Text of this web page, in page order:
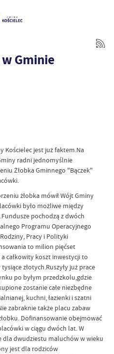
Gminie
Kościelec jest już faktem.Na
radni jednomyślnie
Żłobka Gminnego "Bączek"
żłobka mówił Wójt Gminy
było możliwe między
pochodzą z dwóch
Programu Operacyjnego
Pracy i Polityki
to milion pięćset
całkowity koszt inwestycji to
złotych.Ruszyły już prace
po byłym przedzkolu,gdzie
zostanie całe niezbędne
kuchni, łazienki i szatni
zabraknie także placu zabaw
Dofinansowanie obejmować
w ciągu dwóch lat. W
dla dwudziestu maluchów w wieku
jest dla rodziców